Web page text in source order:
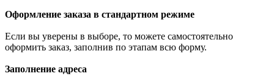
Оформление заказа в стандартном режиме
Если вы уверены в выборе, то можете самостоятельно
оформить заказ, заполнив по этапам всю форму.
Заполнение адреса